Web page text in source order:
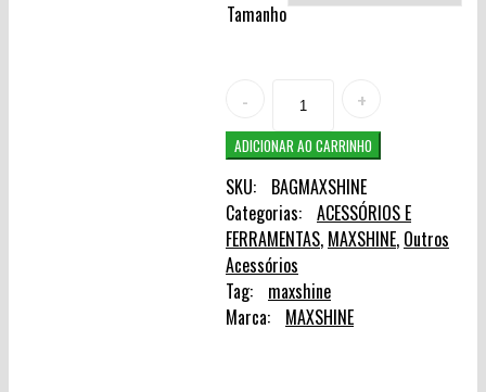
Tamanho
ADICIONAR AO CARRINHO
SKU:
BAGMAXSHINE
Categorias: ACESSÓRIOS E
FERRAMENTAS, MAXSHINE, Outros
Acessórios
Tag:
maxshine
Marca:
MAXSHINE